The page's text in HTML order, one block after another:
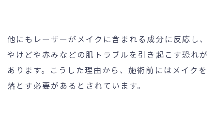
他にもレーザーがメイクに含まれる成分に反応し、
やけどや赤みなどの肌トラブルを引き起こす恐れが
あります。こうした理由から、施術前にはメイクを
落とす必要があるとされています。